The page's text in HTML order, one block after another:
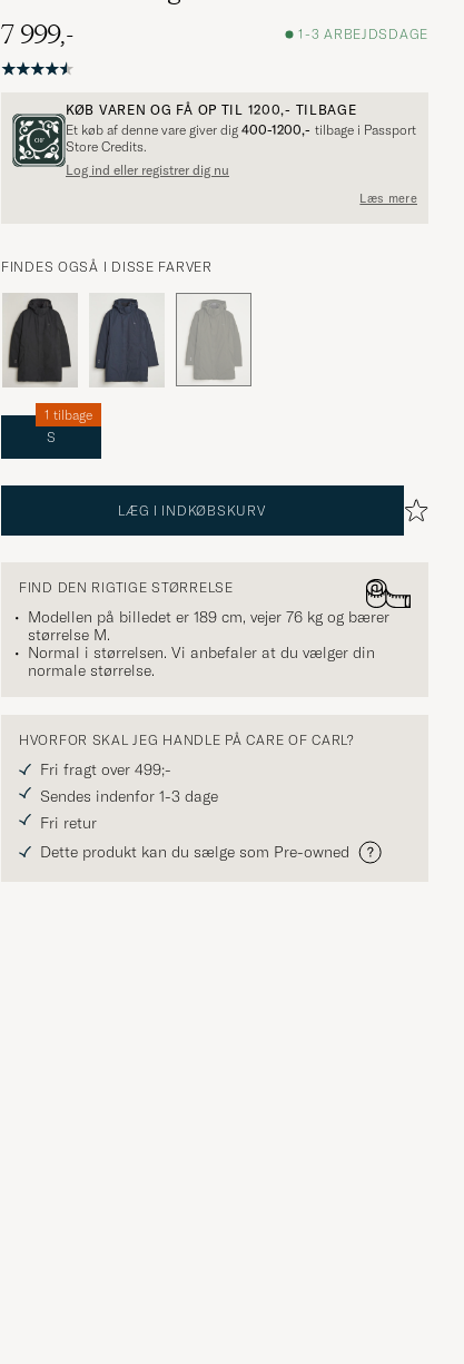
7 999,-
1-3 ARBEJDSDAGE
KØB VAREN OG FÅ OP TIL 1200,- TILBAGE
Et køb af denne vare giver dig 400-1200,- tilbage i Passport
Store Credits.
Log ind eller registrer dig nu
Læs mere
FINDES OGSÅ I DISSE FARVER
S
1 tilbage
LÆG I INDKØBSKURV
FIND DEN RIGTIGE STØRRELSE
Modellen på billedet er 189 cm, vejer 76 kg og bærer
størrelse M.
Normal i størrelsen. Vi anbefaler at du vælger din
normale størrelse.
HVORFOR SKAL JEG HANDLE PÅ CARE OF CARL?
Fri fragt over 499;-
Sendes indenfor 1-3 dage
Fri retur
Dette produkt kan du sælge som Pre-owned